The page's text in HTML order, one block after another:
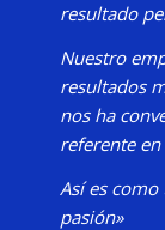
resultado
Nuestro
resultados
nos ha
referente en
Así es
pasión»